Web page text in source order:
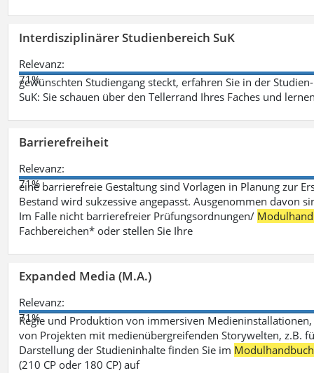
Interdisziplinärer Studienbereich SuK
Relevanz:
71%
gewünschten Studiengang steckt, erfahren Sie in der
SuK: Sie schauen über den Tellerrand Ihres Faches und
Barrierefreiheit
Relevanz:
71%
eine barrierefreie Gestaltung sind Vorlagen in Planung zur
Bestand wird sukzessive angepasst. Ausgenommen davon
Im Falle nicht barrierefreier Prüfungsordnungen/
Fachbereichen* oder stellen Sie Ihre
Expanded Media (M.A.)
Relevanz:
71%
Regie und Produktion von immersiven
von Projekten mit medienübergreifenden Storywelten, z.B.
Darstellung der Studieninhalte finden Sie im Modulhandbuch
(210 CP oder 180 CP) auf